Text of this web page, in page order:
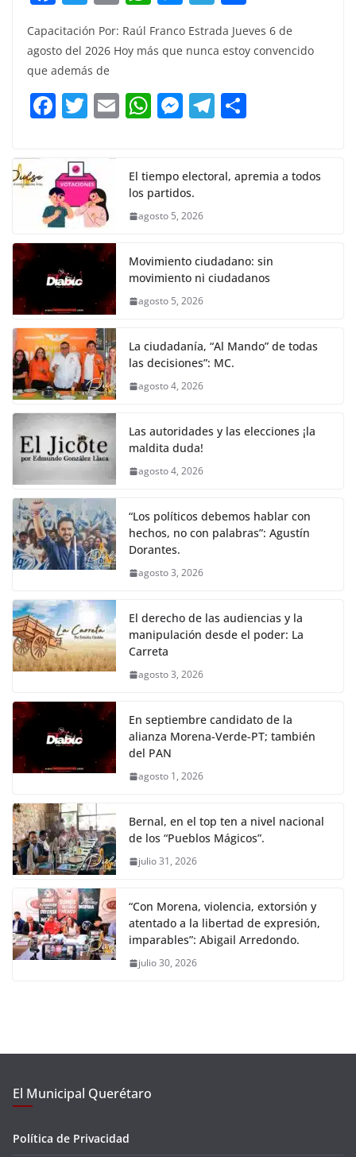
a
c
e
b
o
k
itt
er
m
ai at
A
p
ss
n
g
el
e
a
m
m
p
Capacitación Por: Raúl Franco Estrada Jueves 6 de
agosto del 2026 Hoy más que nunca estoy convencido
que además de
F
e
b
o
o
k
T
itt
er
E W
s
A
p
M
e
n
er
T
gr p
El tiempo electoral, apremia a todos
los partidos.
agosto 5, 2026
Movimiento ciudadano: sin
movimiento ni ciudadanos
agosto 5, 2026
La ciudadanía, “Al Mando” de todas
las decisiones”: MC.
agosto 4, 2026
Las autoridades y las elecciones ¡la
maldita duda!
agosto 4, 2026
“Los políticos debemos hablar con
hechos, no con palabras”: Agustín
Dorantes.
agosto 3, 2026
El derecho de las audiencias y la
manipulación desde el poder: La
Carreta
agosto 3, 2026
En septiembre candidato de la
alianza Morena-Verde-PT; también
del PAN
agosto 1, 2026
Bernal, en el top ten a nivel nacional
de los “Pueblos Mágicos”.
julio 31, 2026
“Con Morena, violencia, extorsión y
atentado a la libertad de expresión,
imparables”: Abigail Arredondo.
julio 30, 2026
El Municipal Querétaro
Política de Privacidad